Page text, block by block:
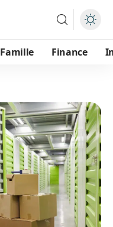
Famille Finance